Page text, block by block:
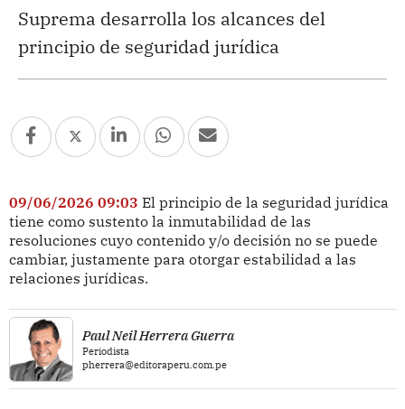
Suprema desarrolla los alcances del
principio de seguridad jurídica
09/06/2026 09:03 El principio de la seguridad jurídica
tiene como sustento la inmutabilidad de las
resoluciones cuyo contenido y/o decisión no se puede
cambiar, justamente para otorgar estabilidad a las
relaciones jurídicas.
Paul Neil Herrera Guerra
Periodista
pherrera@editoraperu.com.pe